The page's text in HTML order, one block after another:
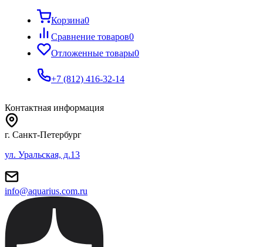
Корзина0
Сравнение товаров0
Отложенные товары0
+7 (812) 416-32-14
Контактная информация
г. Санкт-Петербург
ул. Уральская, д.13
info@aquarius.com.ru